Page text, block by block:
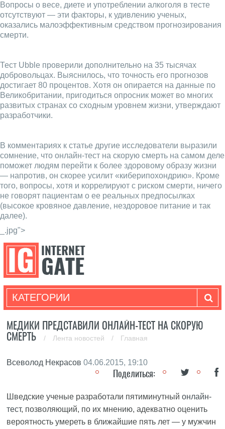
Вопросы о весе, диете и употреблении алкоголя в тесте
отсутствуют — эти факторы, к удивлению ученых,
оказались малоэффективным средством прогнозирования
смерти.
Тест Ubble проверили дополнительно на 35 тысячах
добровольцах. Выяснилось, что точность его прогнозов
достигает 80 процентов. Хотя он опирается на данные по
Великобритании, пригодиться опросник может во многих
развитых странах со сходным уровнем жизни, утверждают
разработчики.
В комментариях к статье другие исследователи выразили
сомнение, что онлайн-тест на скорую смерть на самом деле
поможет людям перейти к более здоровому образу жизни
— напротив, он скорее усилит «киберипохондрию». Кроме
того, вопросы, хотя и коррелируют с риском смерти, ничего
не говорят пациентам о ее реальных предпосылках
(высокое кровяное давление, нездоровое питание и так
далее).
_.jpg">
КАТЕГОРИИ
МЕДИКИ ПРЕДСТАВИЛИ ОНЛАЙН-ТЕСТ НА СКОРУЮ
СМЕРТЬ
/ Лента новостей / Главная
Всеволод Некрасов 04.06.2015, 19:10
Поделиться:
Шведские ученые разработали пятиминутныйонлайн-
тест, позволяющий, по их мнению, адекватно оценить
вероятность умереть в ближайшие пять лет — у мужчин